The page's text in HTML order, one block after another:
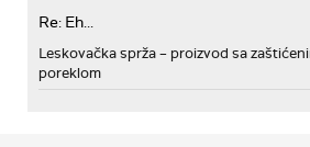
Re: Eh...
Leskovačka sprža – proizvod sa
poreklom